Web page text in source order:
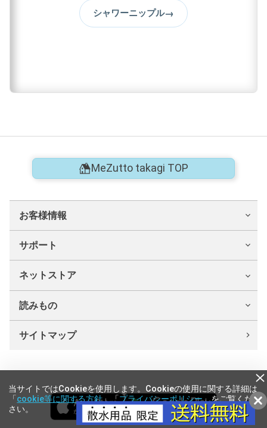
シャワーニップル→
MeZutto takagi TOP
お客様情報
サポート
ネットストア
読みもの
サイトマップ
当サイトではCookieを使用します。Cookieの使用に関する詳細は
「 cookie等に関する方針」「プライバシーポリシー」をご覧くだ
さい。